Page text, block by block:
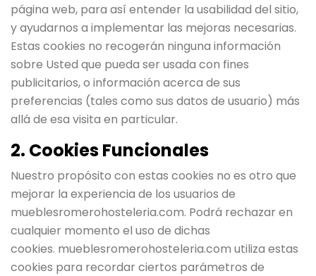
página web, para así entender la usabilidad del sitio,
y ayudarnos a implementar las mejoras necesarias.
Estas cookies no recogerán ninguna información
sobre Usted que pueda ser usada con fines
publicitarios, o información acerca de sus
preferencias (tales como sus datos de usuario) más
allá de esa visita en particular.
2. Cookies Funcionales
Nuestro propósito con estas cookies no es otro que
mejorar la experiencia de los usuarios de
mueblesromerohosteleria.com. Podrá rechazar en
cualquier momento el uso de dichas
cookies. mueblesromerohosteleria.com utiliza estas
cookies para recordar ciertos parámetros de